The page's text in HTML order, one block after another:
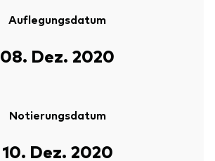
Auflegungsdatum
08. Dez. 2020
Notierungsdatum
10. Dez. 2020